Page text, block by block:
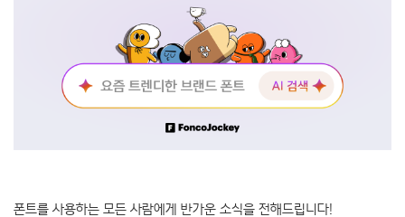
폰트를 사용하는 모든 사람에게 반가운 소식을 전해드립니다!